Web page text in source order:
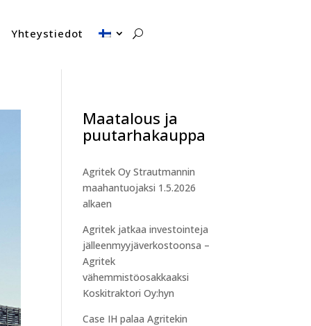
Yhteystiedot
Maatalous ja
puutarhakauppa
Agritek Oy Strautmannin
maahantuojaksi 1.5.2026
alkaen
Agritek jatkaa investointeja
jälleenmyyjäverkostoonsa –
Agritek
vähemmistöosakkaaksi
Koskitraktori Oy:hyn
Case IH palaa Agritekin